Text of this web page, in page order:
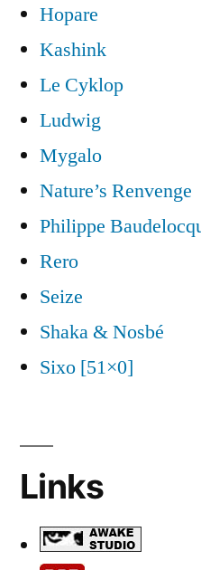
Hopare
Kashink
Le Cyklop
Ludwig
Mygalo
Nature’s Renvenge
Philippe
Rero
Seize
Shaka & Nosbé
Sixo [51×0]
Links